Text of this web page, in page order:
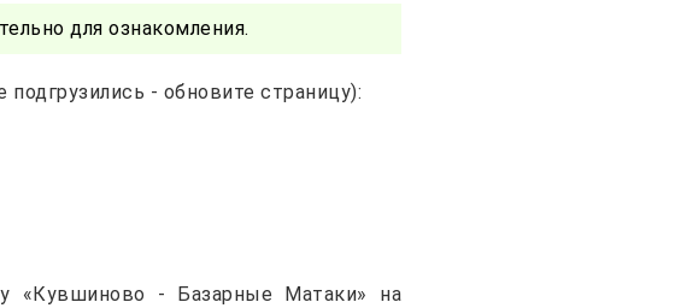
для ознакомления.
- обновите страницу):
«Кувшиново - Базарные Матаки» на